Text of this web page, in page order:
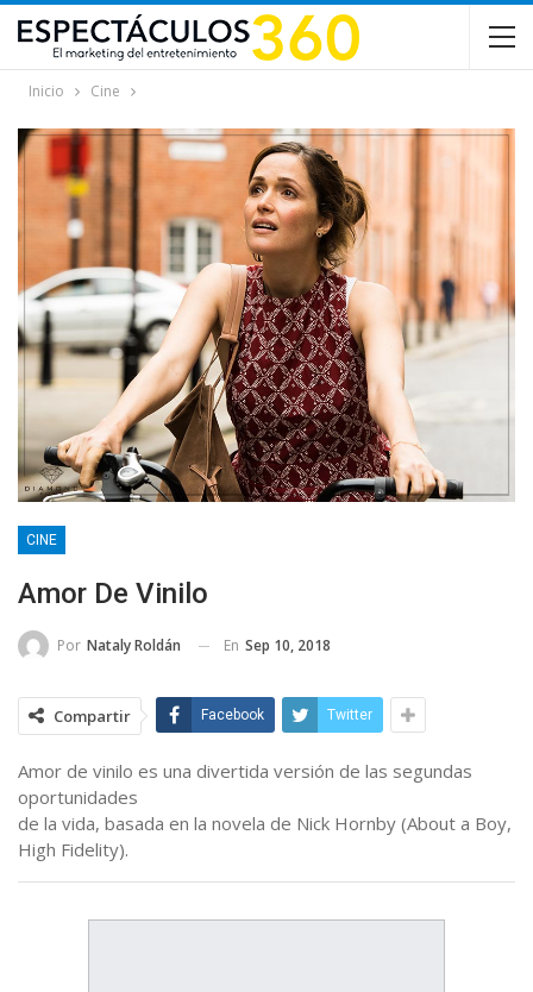
Inicio Cine
CINE
Amor De Vinilo
Por Nataly Roldán En Sep 10, 2018
Compartir Facebook Twitter
Amor de vinilo es una divertida versión de las segundas
oportunidades
de la vida, basada en la novela de Nick Hornby (About a Boy,
High Fidelity).